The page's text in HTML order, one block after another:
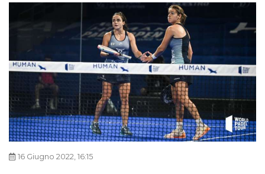
16 Giugno 2022, 16:15